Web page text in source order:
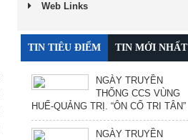
Web Links
TIN TIÊU ĐIỂM TIN MỚI NHẤT
NGÀY TRUYỀN
THỐNG CCS VÙNG
HUẾ-QUẢNG TRỊ. “ÔN CỐ TRI TÂN”
NGÀY TRUYỀN